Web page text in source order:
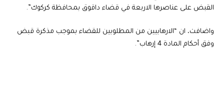
القبض على عناصرها الاربعة في قضاء داقوق بمحافظة كركوك”.
واضافت، ان “الارهابيين من المطلوبين للقضاء بموجب مذكرة قبض
وفق أحكام المادة 4 إرهاب”.